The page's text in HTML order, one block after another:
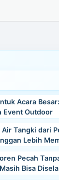
Acara
Event Outdoor
Tangki dari
Lebih
Pecah
Bisa